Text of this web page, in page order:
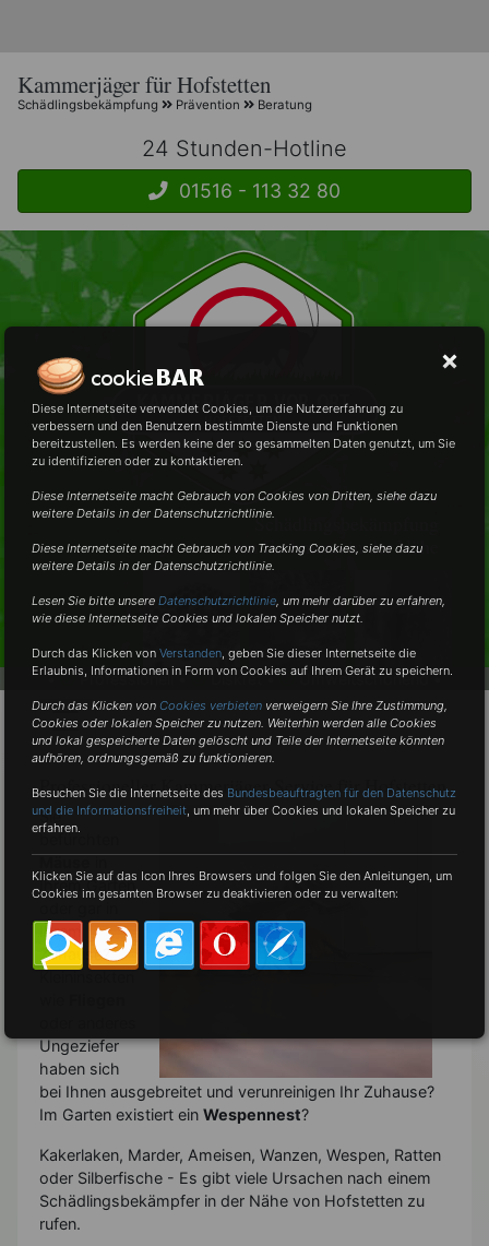
Kammerjäger für Hofstetten
Schädlingsbekämpfung Prävention Beratung
24 Stunden-Hotline
01516 - 113 32 80
Schädlingsbekämpfung
vom Fachmann in der Nähe
• Professionell • Diskret • Umweltschonend •
Professioneller Kammerjäger-Service für Hofstetten
Sie
Ihrem Garten
Ihrem
Zuhause?
Ungeziefer
haben sich
bei Ihnen ausgebreitet und verunreinigen Ihr Zuhause?
Im Garten existiert ein Wespennest?
Kakerlaken, Marder, Ameisen, Wanzen, Wespen, Ratten
oder Silberfische - Es gibt viele Ursachen nach einem
Schädlingsbekämpfer in der Nähe von Hofstetten zu
rufen.
Diese Internetseite verwendet Cookies, um die Nutzererfahrung zu
verbessern und den Benutzern bestimmte Dienste und Funktionen
bereitzustellen. Es werden keine der so gesammelten Daten genutzt, um Sie
zu identifizieren oder zu kontaktieren.
Diese Internetseite macht Gebrauch von Cookies von Dritten, siehe dazu
weitere Details in der Datenschutzrichtlinie.
Diese Internetseite macht Gebrauch von Tracking Cookies, siehe dazu
weitere Details in der Datenschutzrichtlinie.
Lesen Sie bitte unsereDatenschutzrichtlinie, um mehr darüber zu erfahren,
wie diese Internetseite Cookies und lokalen Speicher nutzt.
Durch das Klicken vonVerstanden,geben Sie dieser Internetseite die
Erlaubnis, Informationen in Form von Cookies auf Ihrem Gerät zu speichern.
Durch das Klicken von Cookies verbieten verweigern Sie Ihre Zustimmung,
Cookies oder lokalen Speicher zu nutzen. Weiterhin werden alle Cookies
und lokal gespeicherte Daten gelöscht und Teile der Internetseite könnten
aufhören, ordnungsgemäß zu funktionieren.
Besuchen Sie die Internetseite des Bundesbeauftragten für den Datenschutz
und die Informationsfreiheit, um mehr über Cookies und lokalen Speicher zu
erfahren.
Klicken Sie auf das Icon Ihres Browsers und folgen Sie den Anleitungen, um
Cookies im gesamten Browser zu deaktivieren oder zu verwalten: